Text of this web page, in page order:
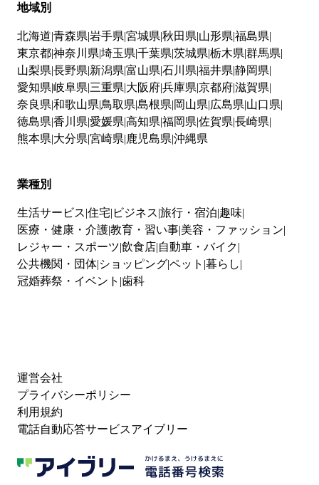
地域別
北海道 青森県 岩手県 宮城県 秋田県 山形県 福島県
東京都神奈川県 埼玉県 千葉県 茨城県 栃木県 群馬県
山梨県 長野県 新潟県 富山県 石川県 福井県 静岡県
愛知県 岐阜県 三重県 大阪府兵庫県 京都府滋賀県
奈良県 和歌山県 鳥取県 島根県 岡山県 広島県 山口県
徳島県 香川県 愛媛県 高知県 福岡県 佐賀県 長崎県
熊本県 大分県 宮崎県 鹿児島県 沖縄県
業種別
生活サービス 住宅 ビジネス 旅行・宿泊 趣味
医療・健康・介護教育・習い事 美容・ファッション
レジャー・スポーツ 飲食店 自動車・バイク
公共機関・団体 ショッピングペット 暮らし
冠婚葬祭・イベント 歯科
運営会社
プライバシーポリシー
利用規約
電話自動応答サービスアイブリー